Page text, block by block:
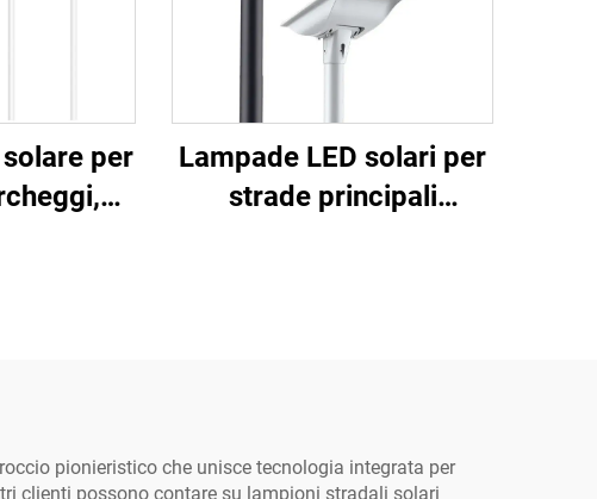
per
Lampade LED solari per
strade principali
pionieristico che unisce tecnologia integrata per
clienti possono contare su lampioni stradali solari